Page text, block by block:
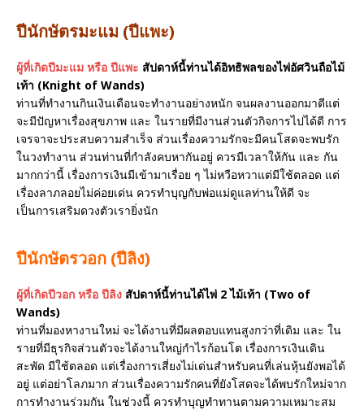
ปีนักษัตรมะแม (ปีแพะ)
ผู้ที่เกิดปีมะแม หรือ ปีแพะ สัปดาห์นี้ท่านได้อิทธิพลของไพ่อัศวินถือไม้
เท้า (Knight of Wands)
ท่านที่ทำงานกินเงินเดือนจะทำงานอย่างหนัก จนผลงานออกมาดีแต่
จะมีปัญหาเรื่องสุขภาพ และ ในรายที่มีงานส่วนตัวกิจการไปได้ดี การ
เจรจาจะประสบความสำเร็จ ส่วนเรื่องความรักจะมีคนโสดจะพบรัก
ในวงทำงาน ส่วนท่านที่กำลังคบหากันอยู่ ควรมีเวลาให้กัน และ กัน
มากกว่านี้ เรื่องการเงินมีเข้ามาเรื่อย ๆ ไม่หวือหวาแต่มีใช้ตลอด แต่
เรื่องลาภลอยไม่ค่อยเด่น ควรทำบุญกับพ่อแม่ดูแลท่านให้ดี จะ
เป็นการเสริมดวงตัวเรายิ่งนัก
ปีนักษัตรวอก (ปีลิง)
ผู้ที่เกิดปีวอก หรือ ปีลิง สัปดาห์นี้ท่านได้ไพ่ 2 ไม้เท้า (Two of
Wands)
ท่านที่มองหางานใหม่ จะได้งานที่มีผลตอบแทนสูงกว่าที่เดิม และ ใน
รายที่มีธุรกิจส่วนตัวจะได้งานใหญ่กำไรก้อนโต เรื่องการเงินเดิน
สะพัด มีใช้ตลอด แต่เรื่องการเสี่ยงไม่เด่นสำหรับคนที่เล่นหุ้นยังพอได้
อยู่ แต่อย่าโลภมาก ส่วนเรื่องความรักคนที่ยังโสดจะได้พบรักใหม่จาก
การทำงานร่วมกัน ในช่วงนี้ ควรทำบุญทำทานตามความเหมาะสม